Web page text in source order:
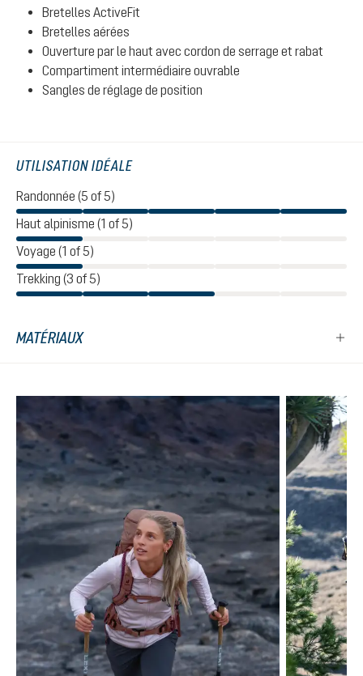
Bretelles ActiveFit
Bretelles aérées
Ouverture par le haut avec cordon de serrage et rabat
Compartiment intermédiaire ouvrable
Sangles de réglage de position
UTILISATION IDÉALE
Randonnée (5 of 5)
Haut alpinisme (1 of 5)
Voyage (1 of 5)
Trekking (3 of 5)
MATÉRIAUX
Ignorer la galerie de produits